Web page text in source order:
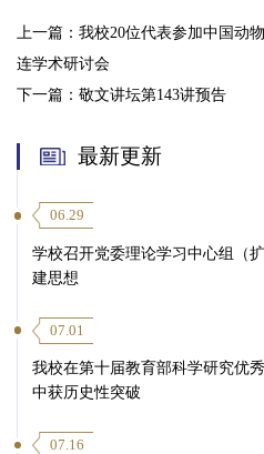
上一篇： 我校20位代表参加中国动
连学术研讨会
下一篇： 敬文讲坛第143讲预告
最新更新
06.29
学校召开党委理论学习中心组（
建思想
07.01
我校在第十届教育部科学研究优
中获历史性突破
07.16